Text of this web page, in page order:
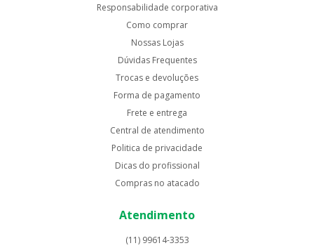
Responsabilidade corporativa
Como comprar
Nossas Lojas
Dúvidas Frequentes
Trocas e devoluções
Forma de pagamento
Frete e entrega
Central de atendimento
Politica de privacidade
Dicas do profissional
Compras no atacado
Atendimento
(11) 99614-3353